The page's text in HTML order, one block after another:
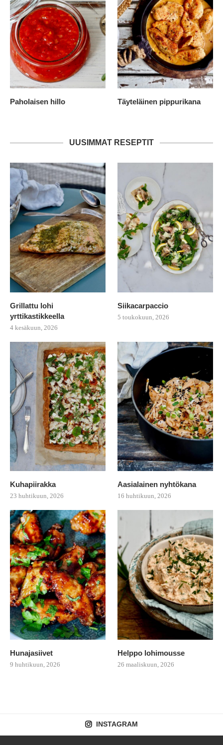
Paholaisen hillo Täyteläinen pippurikana
UUSIMMAT RESEPTIT
Grillattu lohi
yrttikastikkeella
4 kesäkuun, 2026
Siikacarpaccio
5 toukokuun, 2026
Kuhapiirakka
23 huhtikuun, 2026
Aasialainen nyhtökana
16 huhtikuun, 2026
Hunajasiivet
9 huhtikuun, 2026
Helppo lohimousse
26 maaliskuun, 2026
INSTAGRAM